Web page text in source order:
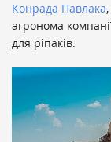
Конрада Павлака
агронома
для ріпаків.